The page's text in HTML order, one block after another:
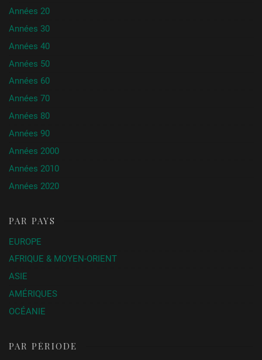
Années 20
Années 30
Années 40
Années 50
Années 60
Années 70
Années 80
Années 90
Années 2000
Années 2010
Années 2020
PAR PAYS
EUROPE
AFRIQUE & MOYEN-ORIENT
ASIE
AMÉRIQUES
OCÉANIE
PAR PÉRIODE